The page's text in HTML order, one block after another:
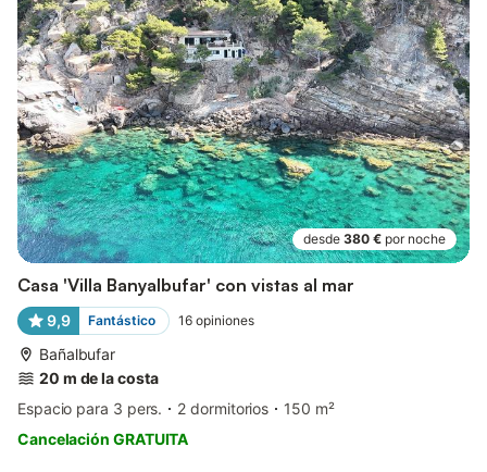
desde 380 € por noche
Casa 'Villa Banyalbufar' con vistas al mar
9,9 Fantástico 16 opiniones
Bañalbufar
20 m de la costa
Espacio para 3 pers.
2 dormitorios
150 m²
Cancelación GRATUITA